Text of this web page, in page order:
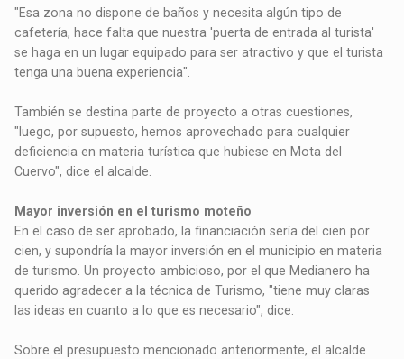
"Esa zona no dispone de baños y necesita algún tipo de
cafetería, hace falta que nuestra 'puerta de entrada al turista'
se haga en un lugar equipado para ser atractivo y que el turista
tenga una buena experiencia".
También se destina parte de proyecto a otras cuestiones,
"luego, por supuesto, hemos aprovechado para cualquier
deficiencia en materia turística que hubiese en Mota del
Cuervo", dice el alcalde.
Mayor inversión en el turismo moteño
En el caso de ser aprobado, la financiación sería del cien por
cien, y supondría la mayor inversión en el municipio en materia
de turismo. Un proyecto ambicioso, por el que Medianero ha
querido agradecer a la técnica de Turismo, "tiene muy claras
las ideas en cuanto a lo que es necesario", dice.
Sobre el presupuesto mencionado anteriormente, el alcalde